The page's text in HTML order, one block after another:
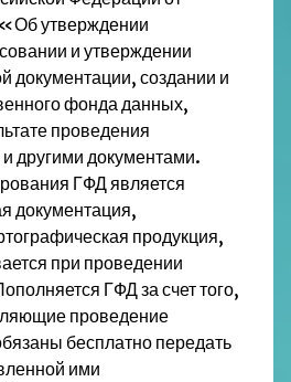
утверждении
и утверждении
документации, создании и
фонда данных,
проведения
другими документами.
ГФД является
документация,
продукция,
при проведении
ГФД за счет того,
проведение
бесплатно передать
ими